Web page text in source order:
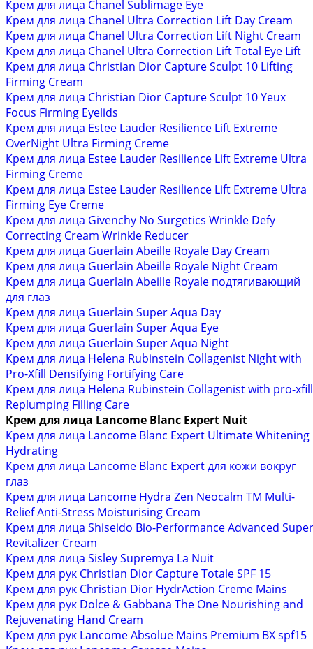
Крем для лица Chanel Sublimage Eye
Крем для лица Chanel Ultra Correction Lift Day Cream
Крем для лица Chanel Ultra Correction Lift Night Cream
Крем для лица Chanel Ultra Correction Lift Total Eye Lift
Крем для лица Christian Dior Capture Sculpt 10 Lifting
Firming Cream
Крем для лица Christian Dior Capture Sculpt 10 Yeux
Focus Firming Eyelids
Крем для лица Estee Lauder Resilience Lift Extreme
OverNight Ultra Firming Creme
Крем для лица Estee Lauder Resilience Lift Extreme Ultra
Firming Creme
Крем для лица Estee Lauder Resilience Lift Extreme Ultra
Firming Eye Creme
Крем для лица Givenchy No Surgetics Wrinkle Defy
Correcting Cream Wrinkle Reducer
Крем для лица Guerlain Abeille Royale Day Cream
Крем для лица Guerlain Abeille Royale Night Cream
Крем для лица Guerlain Abeille Royale подтягивающий
для глаз
Крем для лица Guerlain Super Aqua Day
Крем для лица Guerlain Super Aqua Eye
Крем для лица Guerlain Super Aqua Night
Крем для лица Helena Rubinstein Collagenist Night with
Pro-Xfill Densifying Fortifying Care
Крем для лица Helena Rubinstein Collagenist with pro-xfill
Replumping Filling Care
Крем для лица Lancome Blanc Expert Nuit
Крем для лица Lancome Blanc Expert Ultimate Whitening
Hydrating
Крем для лица Lancome Blanc Expert для кожи вокруг
глаз
Крем для лица Lancome Hydra Zen Neocalm TM Multi-
Relief Anti-Stress Moisturising Cream
Крем для лица Shiseido Bio-Performance Advanced Super
Revitalizer Cream
Крем для лица Sisley Supremya La Nuit
Крем для рук Christian Dior Capture Totale SPF 15
Крем для рук Christian Dior HydrAction Creme Mains
Крем для рук Dolce & Gabbana The One Nourishing and
Rejuvenating Hand Cream
Крем для рук Lancome Absolue Mains Premium BX spf15